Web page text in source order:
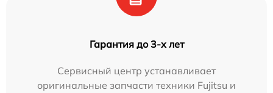
Гарантия до 3-х лет
Сервисный центр устанавливает
оригинальные запчасти техники Fujitsu и